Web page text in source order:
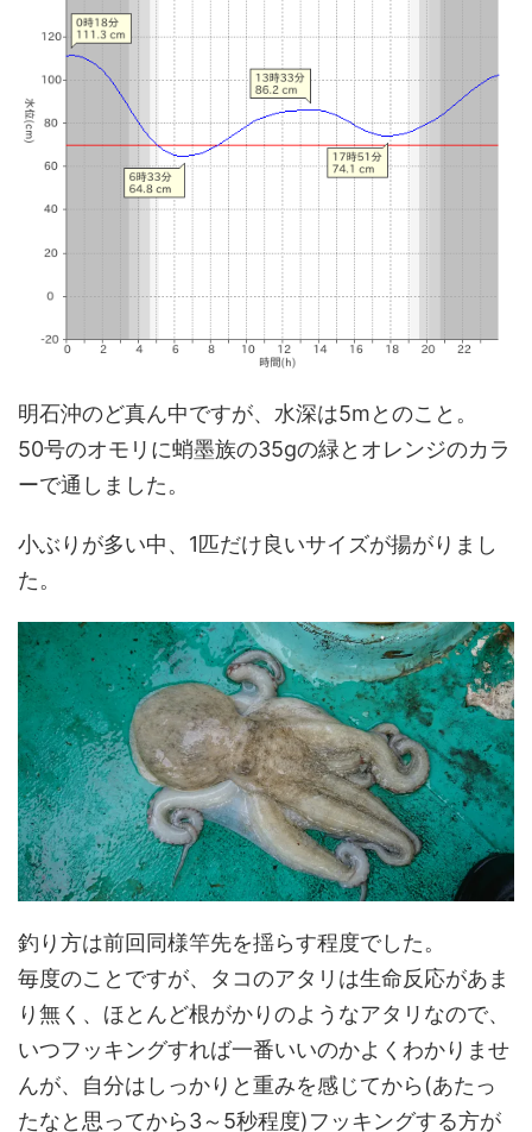
明石沖のど真ん中ですが、水深は5mとのこと。
50号のオモリに蛸墨族の35gの緑とオレンジのカラ
ーで通しました。
小ぶりが多い中、1匹だけ良いサイズが揚がりまし
た。
釣り方は前回同様竿先を揺らす程度でした。
毎度のことですが、タコのアタリは生命反応があま
り無く、ほとんど根がかりのようなアタリなので、
いつフッキングすれば一番いいのかよくわかりませ
んが、自分はしっかりと重みを感じてから(あたっ
たなと思ってから3～5秒程度)フッキングする方が